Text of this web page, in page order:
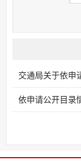
交通局关于依申
依申请公开目录